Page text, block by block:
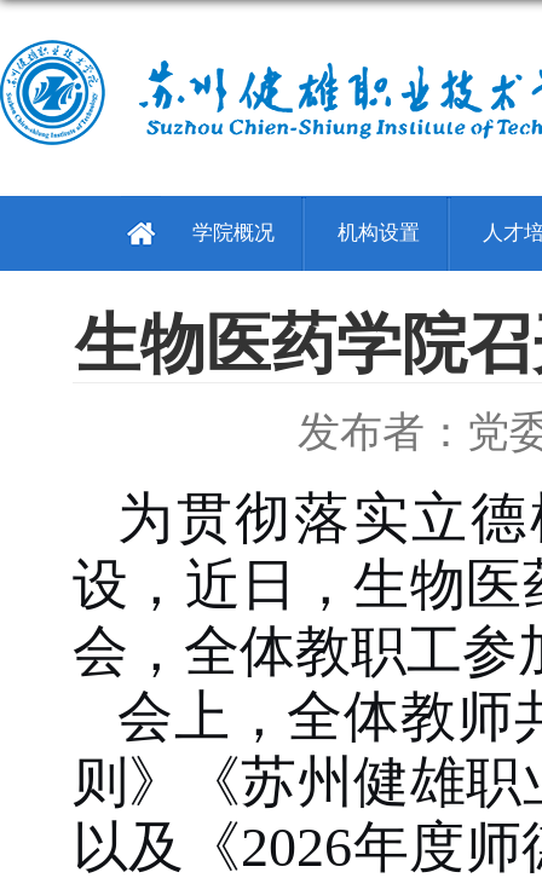
学院概况 机构设置 人才
生物医药学院
发布者：党
为贯彻落实立
设，近日，生物医
会 ， 全体教职工参
会上，全体教师
则》《苏州健雄
以及《2026年度